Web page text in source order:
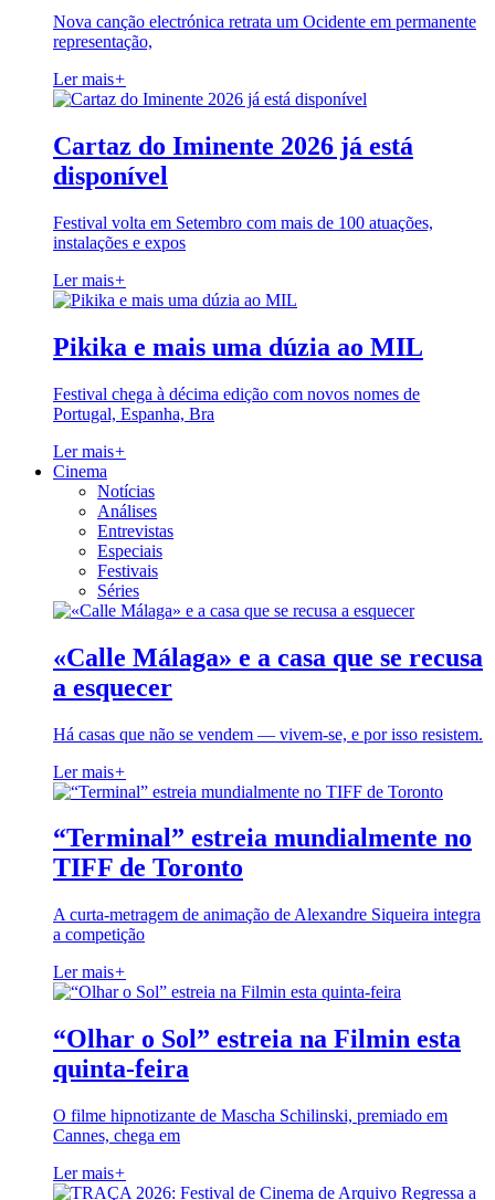
Nova canção electrónica retrata um Ocidente em permanente
representação,
Ler mais+
Cartaz do Iminente 2026 já está
disponível
Festival volta em Setembro com mais de 100 atuações,
instalações e expos
Ler mais+
Pikika e mais uma dúzia ao MIL
Festival chega à décima edição com novos nomes de
Portugal, Espanha, Bra
Ler mais+
Cinema
Notícias
Análises
Entrevistas
Especiais
Festivais
Séries
«Calle Málaga» e a casa que se recusa
a esquecer
Há casas que não se vendem — vivem-se, e por isso resistem.
Ler mais+
“Terminal” estreia mundialmente no
TIFF de Toronto
A curta-metragem de animação de Alexandre Siqueira integra
a competição
Ler mais+
“Olhar o Sol” estreia na Filmin esta
quinta-feira
O filme hipnotizante de Mascha Schilinski, premiado em
Cannes, chega em
Ler mais+